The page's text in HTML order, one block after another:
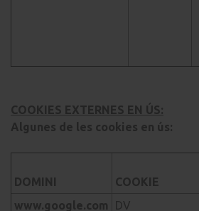
COOKIES EXTERNES EN ÚS:
Algunes de les cookies en ús:
DOMINI COOKIE
www.google.com
DV